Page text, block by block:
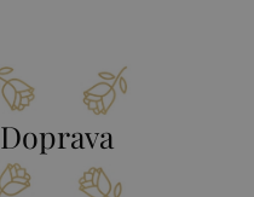
Doprava